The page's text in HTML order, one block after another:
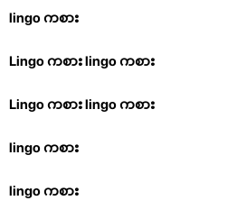
lingo ကစား
Lingo ကစားlingo ကစား
Lingo ကစားlingo ကစား
lingo ကစား
lingo ကစား